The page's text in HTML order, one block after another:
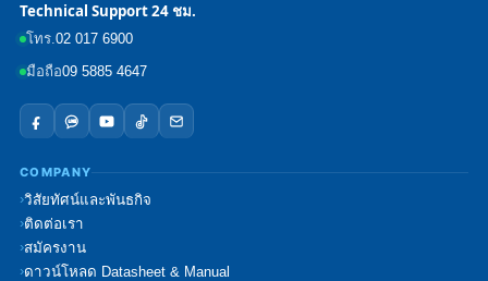
Technical Support 24 ชม.
โทร.02 017 6900
มือถือ09 5885 4647
COMPANY
วิสัยทัศน์และพันธกิจ
ติดต่อเรา
สมัครงาน
ดาวน์โหลด Datasheet & Manual